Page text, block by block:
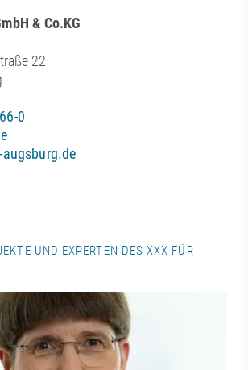
& Co.KG
22
0
UND EXPERTEN DES XXX FÜR